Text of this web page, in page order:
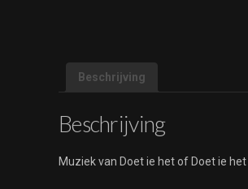
Beschrijving
Beschrijving
Muziek van Doet ie het of Doet ie